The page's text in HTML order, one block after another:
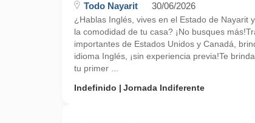
Todo Nayarit 30/06/2026
¿Hablas Inglés, vives en el Estado de Nayarit
la comodidad de tu casa? ¡No busques
importantes de Estados Unidos y Canadá,
idioma Inglés, ¡sin experiencia previa!Te
tu primer ...
Indefinido
Jornada Indiferente